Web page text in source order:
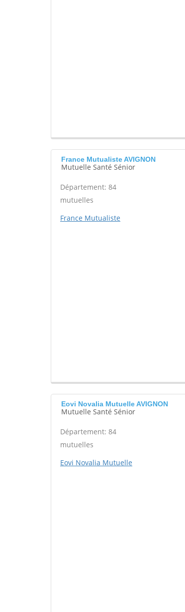
France Mutualiste AVIGNON
Mutuelle Santé Sénior
Département: 84
mutuelles
France Mutualiste
Eovi Novalia Mutuelle AVIGNON
Mutuelle Santé Sénior
Département: 84
mutuelles
Eovi Novalia Mutuelle